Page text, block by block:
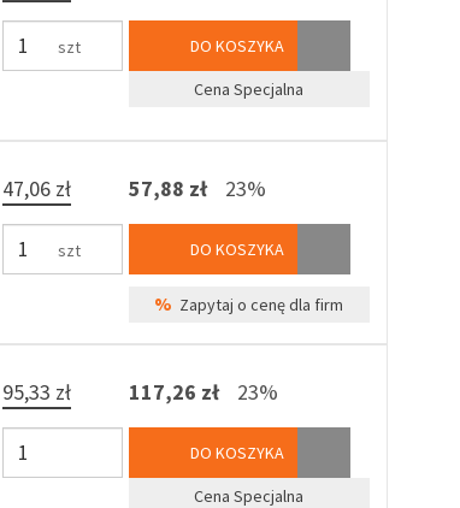
szt
DO KOSZYKA
Cena Specjalna
47,06 zł
szt
57,88 zł 23%
DO KOSZYKA
% Zapytaj o cenę dla firm
95,33 zł 117,26 zł 23%
DO KOSZYKA
Cena Specjalna